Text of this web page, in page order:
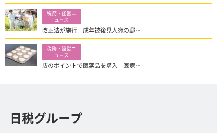
改正法が施行 成年被後見人宛の郵…
店のポイントで医薬品を購入 医療…
日税グループ